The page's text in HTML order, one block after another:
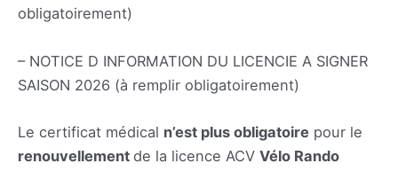
obligatoirement)
– NOTICE D INFORMATION DU LICENCIE A SIGNER
SAISON 2026 (à remplir obligatoirement)
Le certificat médical n’est plus obligatoire pour le
renouvellement de la licence ACV Vélo Rando